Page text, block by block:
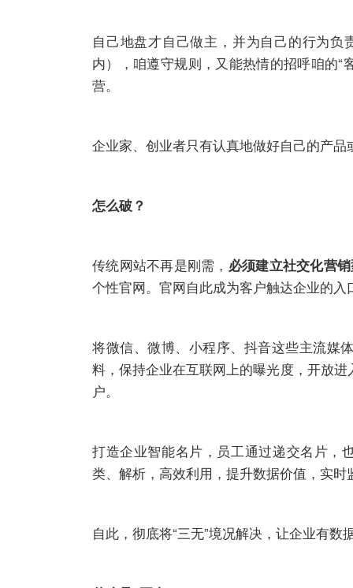
自己地盘才自己做主，并为自己的行为负
内），咱遵守规则，又能热情的招呼咱的
营。
企业家、创业者只有认真地做好自己的产
怎么破？
传统网站不再是刚需， 必须建立社交化营
个性官网。官网自此成为客户触达企业的
将微信、微博、小程序、抖音这些主流媒
料，保持企业在互联网上的曝光度，开放
户。
打造企业智能名片，员工通过递交名片，
类、解析，高效利用，提升数据价值，实
自此，彻底将“三无”境况解决，让企业有